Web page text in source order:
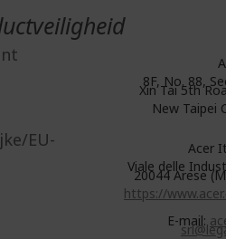
8F, No. 88,
Xin Tai 5th
New Taipei
EU-
Acer
Viale delle
20044 Arese
https://
E-mail: